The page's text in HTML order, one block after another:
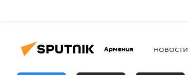
Армения НОВОСТИ